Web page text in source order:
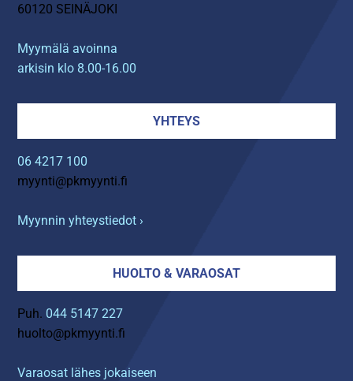
60120 SEINÄJOKI
Myymälä avoinna
arkisin klo 8.00-16.00
YHTEYS
06 4217 100
myynti@pkmyynti.fi
Myynnin yhteystiedot ›
HUOLTO & VARAOSAT
Puh. 044 5147 227
huolto@pkmyynti.fi
Varaosat lähes jokaiseen